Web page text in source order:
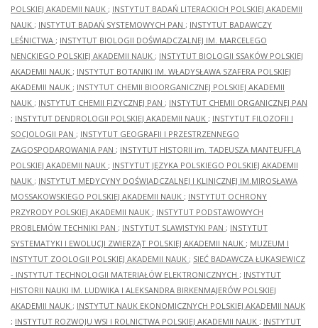
POLSKIEJ AKADEMII NAUK ; INSTYTUT BADAŃ LITERACKICH POLSKIEJ AKADEMII
NAUK ; INSTYTUT BADAŃ SYSTEMOWYCH PAN ; INSTYTUT BADAWCZY
LEŚNICTWA ; INSTYTUT BIOLOGII DOŚWIADCZALNEJ IM. MARCELEGO
NENCKIEGO POLSKIEJ AKADEMII NAUK ; INSTYTUT BIOLOGII SSAKÓW POLSKIEJ
AKADEMII NAUK ; INSTYTUT BOTANIKI IM. WŁADYSŁAWA SZAFERA POLSKIEJ
AKADEMII NAUK ; INSTYTUT CHEMII BIOORGANICZNEJ POLSKIEJ AKADEMII
NAUK ; INSTYTUT CHEMII FIZYCZNEJ PAN ; INSTYTUT CHEMII ORGANICZNEJ PAN
; INSTYTUT DENDROLOGII POLSKIEJ AKADEMII NAUK ; INSTYTUT FILOZOFII I
SOCJOLOGII PAN ; INSTYTUT GEOGRAFII I PRZESTRZENNEGO
ZAGOSPODAROWANIA PAN ; INSTYTUT HISTORII im. TADEUSZA MANTEUFFLA
POLSKIEJ AKADEMII NAUK ; INSTYTUT JĘZYKA POLSKIEGO POLSKIEJ AKADEMII
NAUK ; INSTYTUT MEDYCYNY DOŚWIADCZALNEJ I KLINICZNEJ IM.MIROSŁAWA
MOSSAKOWSKIEGO POLSKIEJ AKADEMII NAUK ; INSTYTUT OCHRONY
PRZYRODY POLSKIEJ AKADEMII NAUK ; INSTYTUT PODSTAWOWYCH
PROBLEMÓW TECHNIKI PAN ; INSTYTUT SLAWISTYKI PAN ; INSTYTUT
SYSTEMATYKI I EWOLUCJI ZWIERZĄT POLSKIEJ AKADEMII NAUK ; MUZEUM I
INSTYTUT ZOOLOGII POLSKIEJ AKADEMII NAUK ; SIEĆ BADAWCZA ŁUKASIEWICZ
- INSTYTUT TECHNOLOGII MATERIAŁÓW ELEKTRONICZNYCH ; INSTYTUT
HISTORII NAUKI IM. LUDWIKA I ALEKSANDRA BIRKENMAJERÓW POLSKIEJ
AKADEMII NAUK ; INSTYTUT NAUK EKONOMICZNYCH POLSKIEJ AKADEMII NAUK
; INSTYTUT ROZWOJU WSI I ROLNICTWA POLSKIEJ AKADEMII NAUK ; INSTYTUT